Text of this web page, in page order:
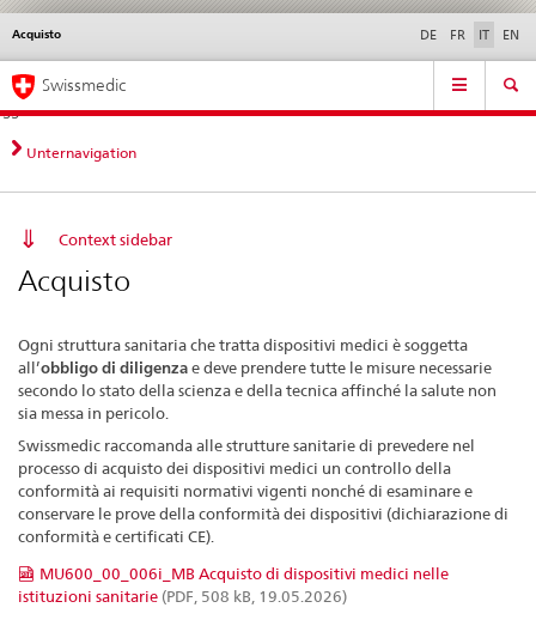
Navigazione
diretta:
novità,
aspetti
contatto
Novità &
norme
Contatto | Supporto &
aiuto
Acquisto DE FR IT EN
Service
Navigation
Swissmedic
Unternavigation
Context sidebar
Acquisto
Ogni struttura sanitaria che tratta dispositivi medici è soggetta
all’obbligo di diligenzae deve prendere tutte le misure necessarie
secondo lo stato della scienza e della tecnica affinché la salute non
sia messa in pericolo.
Swissmedic raccomanda alle strutture sanitarie di prevedere nel
processo di acquisto dei dispositivi medici un controllo della
conformità ai requisiti normativi vigenti nonché di esaminare e
conservare le prove della conformità dei dispositivi (dichiarazione di
conformità e certificati CE).
MU600_00_006i_MB Acquisto di dispositivi medici nelle
istituzioni sanitarie (PDF, 508 kB, 19.05.2026)